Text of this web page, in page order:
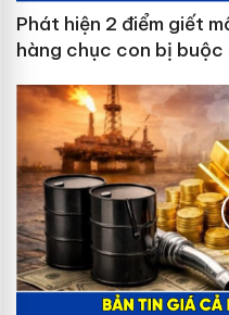
Phát hiện 2 điểm giết
hàng chục con bị buộc